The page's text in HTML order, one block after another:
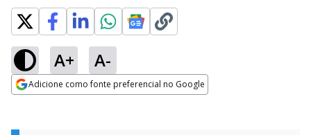
A+ A-
Adicione como fonte preferencial no Google